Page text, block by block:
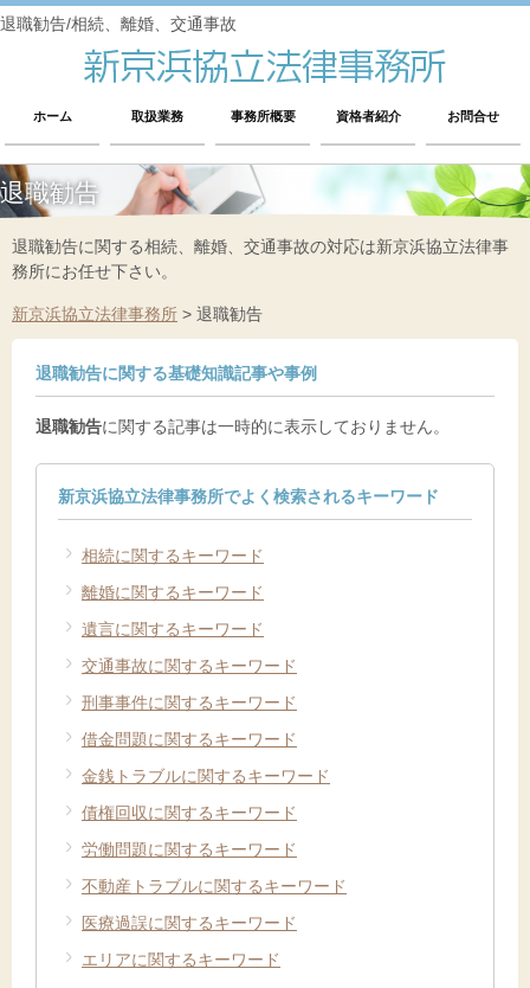
退職勧告/相続、離婚、交通事故
ホーム 取扱業務 事務所概要 資格者紹介 お問合せ
退職勧告
退職勧告に関する相続、離婚、交通事故の対応は新京浜協立法律事
務所にお任せ下さい。
新京浜協立法律事務所 > 退職勧告
退職勧告に関する基礎知識記事や事例
退職勧告に関する記事は一時的に表示しておりません。
新京浜協立法律事務所でよく検索されるキーワード
相続に関するキーワード
離婚に関するキーワード
遺言に関するキーワード
交通事故に関するキーワード
刑事事件に関するキーワード
借金問題に関するキーワード
金銭トラブルに関するキーワード
債権回収に関するキーワード
労働問題に関するキーワード
不動産トラブルに関するキーワード
医療過誤に関するキーワード
エリアに関するキーワード